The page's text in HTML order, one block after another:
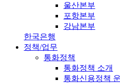
울산본부
포항본부
강남본부
한국은행
정책/업무
통화정책
통화정책 소개
통화신용정책